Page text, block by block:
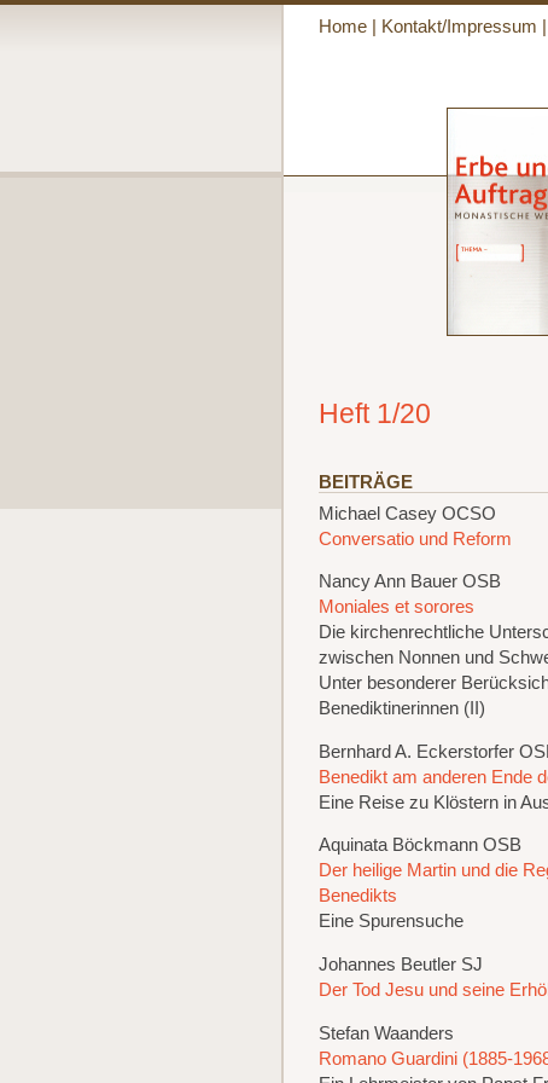
Home| Kontakt/Impressum
Heft 1/20
BEITRÄGE
Michael Casey OCSO
Conversatio und Reform
Nancy Ann Bauer OSB
Moniales et sorores
Die kirchenrechtliche
zwischen Nonnen und
Unter besonderer
Benediktinerinnen (II)
Bernhard A. Eckerstorfer
Benedikt am anderen Ende
Eine Reise zu Klöstern in
Aquinata Böckmann OSB
Der heilige Martin und die
Benedikts
Eine Spurensuche
Johannes Beutler SJ
Der Tod Jesu und seine
Stefan Waanders
Romano Guardini (1885-